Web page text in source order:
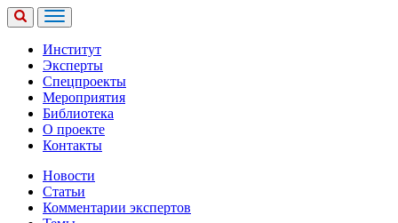
Институт
Эксперты
Спецпроекты
Мероприятия
Библиотека
О проекте
Контакты
Новости
Статьи
Комментарии экспертов